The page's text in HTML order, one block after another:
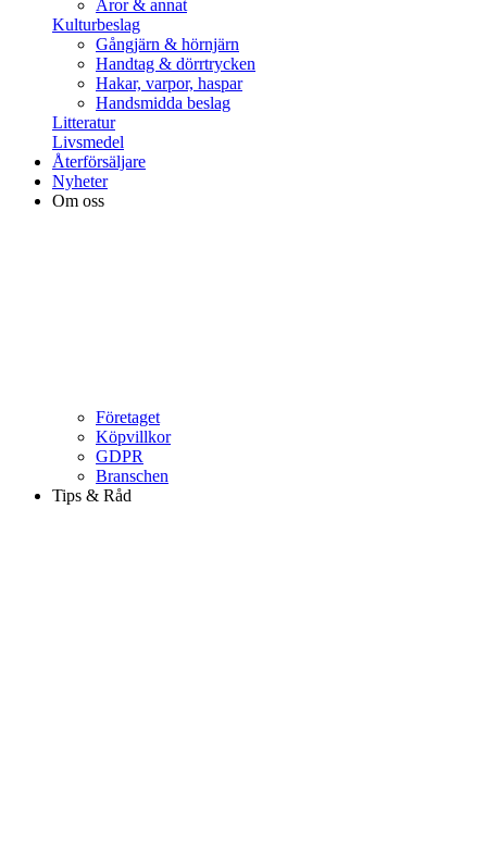
Åror & annat
Kulturbeslag
Gångjärn & hörnjärn
Handtag & dörrtrycken
Hakar, varpor, haspar
Handsmidda beslag
Litteratur
Livsmedel
Återförsäljare
Nyheter
Om oss
Företaget
Köpvillkor
GDPR
Branschen
Tips & Råd